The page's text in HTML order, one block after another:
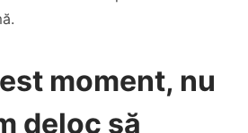
moment, nu
deloc să